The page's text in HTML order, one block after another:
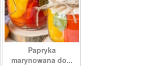
Papryka
marynowana do...